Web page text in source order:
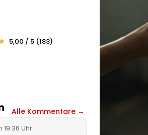
5,00 / 5 (183)
Alle Kommentare →
19:36 Uhr